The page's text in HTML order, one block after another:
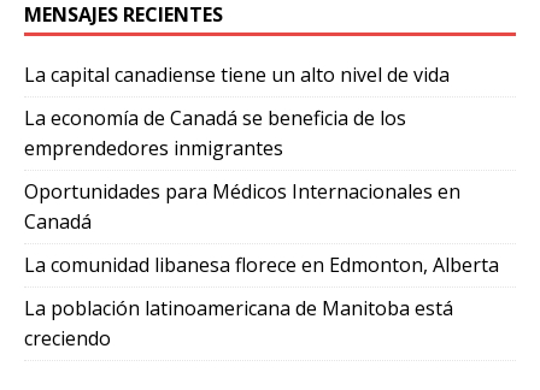
MENSAJES RECIENTES
La capital canadiense tiene un alto nivel de vida
La economía de Canadá se beneficia de los
emprendedores inmigrantes
Oportunidades para Médicos Internacionales en
Canadá
La comunidad libanesa florece en Edmonton, Alberta
La población latinoamericana de Manitoba está
creciendo